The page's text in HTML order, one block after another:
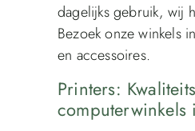
dagelijks gebruik, wij
Bezoek onze winkels
en accessoires.
Printers:
computerwinkels